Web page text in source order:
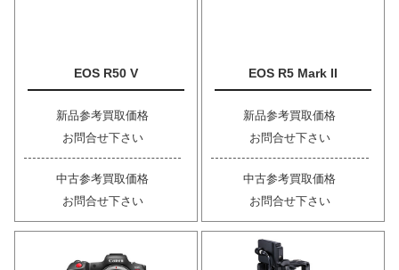
EOS R50 V
新品参考買取価格
お問合せ下さい
中古参考買取価格
お問合せ下さい
EOS R5 Mark II
新品参考買取価格
お問合せ下さい
中古参考買取価格
お問合せ下さい